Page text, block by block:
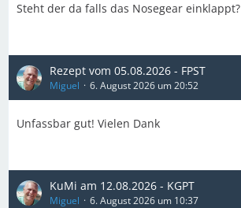
Steht der da falls das Nosegear einklappt?
Rezept vom 05.08.2026 - FPST
Miguel 6. August 2026 um 20:52
Unfassbar gut! Vielen Dank
KuMi am 12.08.2026 - KGPT
Miguel 6. August 2026 um 10:37